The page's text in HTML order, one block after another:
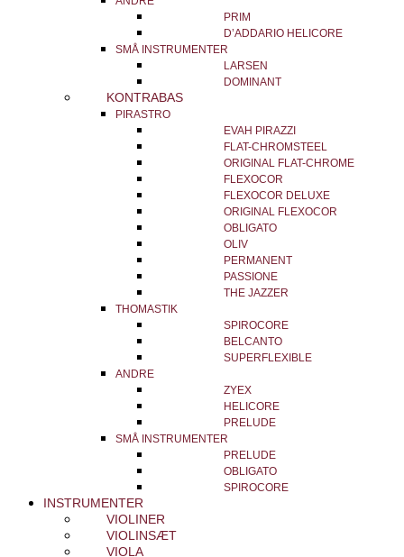
PRIM
D’ADDARIO HELICORE
SMÅ INSTRUMENTER
LARSEN
DOMINANT
KONTRABAS
PIRASTRO
EVAH PIRAZZI
FLAT-CHROMSTEEL
ORIGINAL FLAT-CHROME
FLEXOCOR
FLEXOCOR DELUXE
ORIGINAL FLEXOCOR
OBLIGATO
OLIV
PERMANENT
PASSIONE
THE JAZZER
THOMASTIK
SPIROCORE
BELCANTO
SUPERFLEXIBLE
ANDRE
ZYEX
HELICORE
PRELUDE
SMÅ INSTRUMENTER
PRELUDE
OBLIGATO
SPIROCORE
INSTRUMENTER
VIOLINER
VIOLINSÆT
VIOLA